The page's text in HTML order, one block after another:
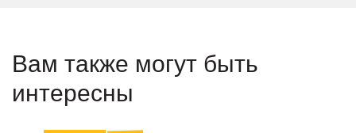
Вам также могут быть
интересны